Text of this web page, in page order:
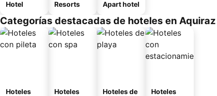
Hotel Resorts Apart hotel
Categorías destacadas de hoteles en Aquiraz
Hoteles
Hoteles
Hoteles de
Hoteles